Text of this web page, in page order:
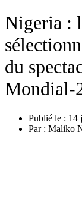
Nigeria :
du
Mondial-
Publié le : 14
Par : Maliko